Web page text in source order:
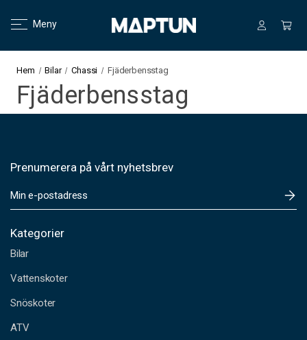
Meny
Hem Bilar Chassi Fjäderbensstag
Fjäderbensstag
Prenumerera på vårt nyhetsbrev
-
o
t
a
r
s
Kategorier
Bilar
Vattenskoter
Snöskoter
ATV